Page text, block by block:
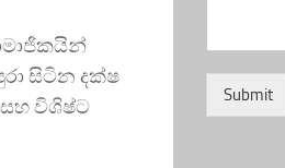
සිටින දක්ෂ
විශිෂ්ට
Submit